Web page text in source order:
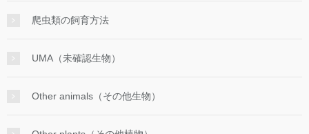
爬虫類の飼育方法
UMA（未確認生物）
Other animals（その他生物）